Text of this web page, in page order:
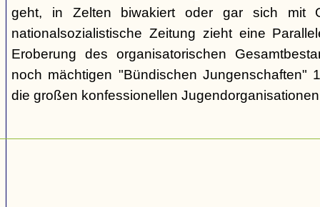
geht, in Zelten biwakiert oder gar sich mit
nationalsozialistische Zeitung zieht eine
Eroberung des organisatorischen
noch mächtigen "Bündischen Jungenschaften"
die großen konfessionellen